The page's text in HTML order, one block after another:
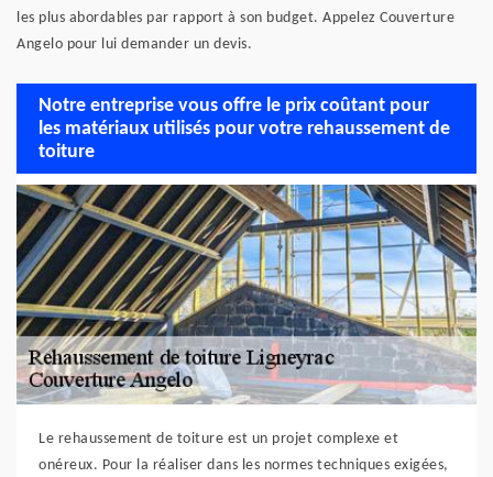
les plus abordables par rapport à son budget. Appelez Couverture
Angelo pour lui demander un devis.
Notre entreprise vous offre le prix coûtant pour
les matériaux utilisés pour votre rehaussement de
toiture
Le rehaussement de toiture est un projet complexe et
onéreux. Pour la réaliser dans les normes techniques exigées,